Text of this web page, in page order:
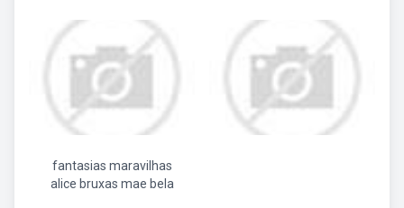
fantasias maravilhas
alice bruxas mae bela